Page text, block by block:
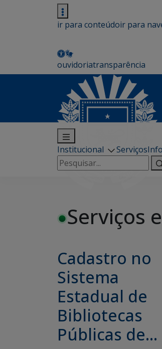
ir para conteúdoir para
ouvidoriatransparência
Institucional Serviços
Pesquisar
por:
Serviços
Cadastro no
Sistema
Estadual de
Bibliotecas
Públicas de...